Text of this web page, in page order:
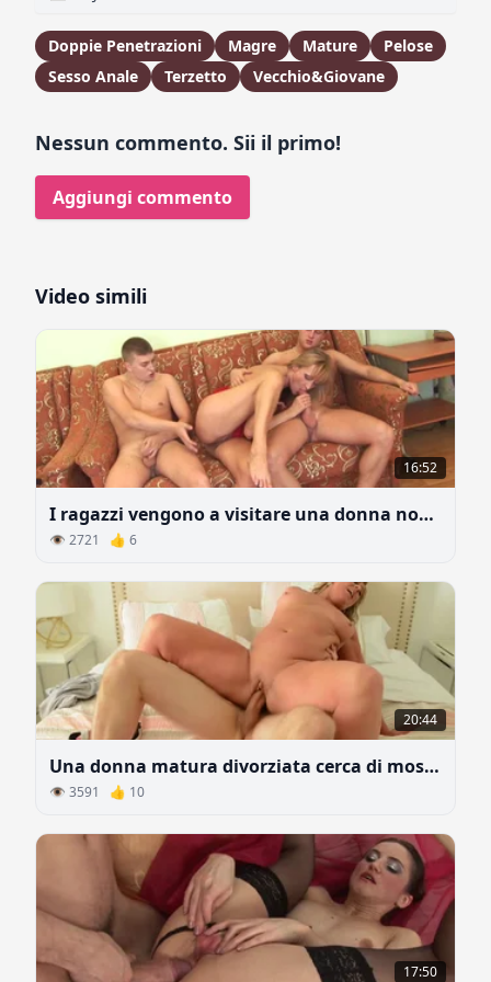
Doppie Penetrazioni Magre Mature
Pelose
Sesso Anale
Terzetto Vecchio&Giovane
Nessun commento. Sii il primo!
Aggiungi commento
Video simili
16:52
I ragazzi vengono a visitare una donna non sposata
👁 2721 👍 6
20:44
Una donna matura divorziata cerca di mostrare tutta la passione del sesso
👁 3591 👍 10
17:50